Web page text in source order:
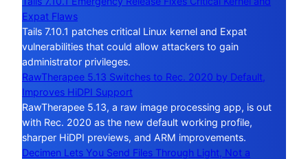
Expat Flaws
Tails 7.10.1 patches critical Linux kernel and Expat
vulnerabilities that could allow attackers to gain
administrator privileges.
RawTherapee 5.13 Switches to Rec. 2020 by Default,
Improves HiDPI Support
RawTherapee 5.13, a raw image processing app, is out
with Rec. 2020 as the new default working profile,
sharper HiDPI previews, and ARM improvements.
Decimen Lets You Send Files Through Light, Not a